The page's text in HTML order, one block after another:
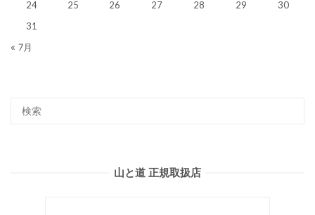
24 25 26 27 28 29
30
31
« 7月
山と道 正規取扱店